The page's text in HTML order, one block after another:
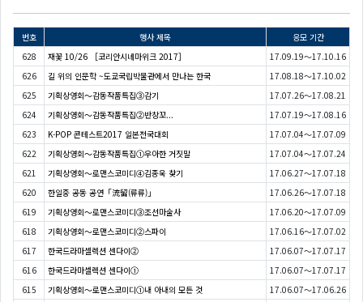
번호 행사 제목
응모 기간
628
재꽃 10/26 ［코리안시네마위크 2017］
17.09.19～17.10.16
626
길 위의 인문학 ~도쿄국립박물관에서 만나는 한국
17.08.18～17.10.02
625
기획상영회～감동작품특집③감기
17.07.26～17.08.21
624
기획상영회～감동작품특집②반창꼬...
17.07.19～17.08.16
623
K-POP 콘테스트2017 일본전국대회
17.07.04～17.07.09
622
기획상영회～감동작품특집①우아한 거짓말
17.07.04～17.07.24
621
기획상영회～로맨스코미디④김종욱 찾기
17.06.27～17.07.18
620
한일중 공동 공연「流留(류류)」
17.06.26～17.07.18
619
기획상영회～로맨스코미디③조선마술사
17.06.20～17.07.09
618
기획상영회～로맨스코미디②스파이
17.06.16～17.07.02
617
한국드라마셀렉션 센다이②
17.06.07～17.07.17
616
한국드라마셀렉션 센다이①
17.06.07～17.07.17
615
기획상영회～로맨스코미디①내 아내의 모든 것
17.06.07～17.06.26